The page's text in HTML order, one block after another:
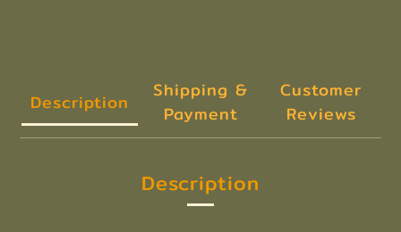
Description
Shipping &
Payment
Customer
Reviews
Description